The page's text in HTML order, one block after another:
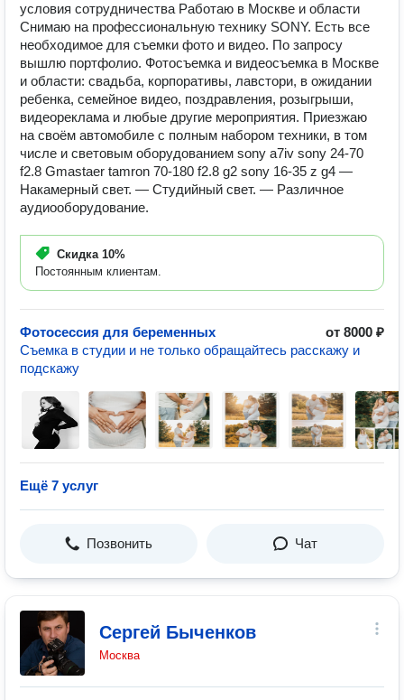
условия сотрудничества Работаю в Москве и области
Снимаю на профессиональную технику SONY. Есть все
необходимое для съемки фото и видео. По запросу
вышлю портфолио. Фотосъемка и видеосъемка в Москве
и области: свадьба, корпоративы, лавстори, в ожидании
ребенка, семейное видео, поздравления, розыгрыши,
видеореклама и любые другие мероприятия. Приезжаю
на своём автомобиле с полным набором техники, в том
числе и световым оборудованием sony a7iv sony 24-70
f2.8 Gmastaer tamron 70-180 f2.8 g2 sony 16-35 z g4 —
Накамерный свет. — Студийный свет. — Различное
аудиооборудование.
Скидка 10%
Постоянным клиентам.
Фотосессия для беременных
от 8000 ₽
Съемка в студии и не только обращайтесь расскажу и
подскажу
Ещё 7 услуг
Позвонить Чат
Сергей Быченков
Москва